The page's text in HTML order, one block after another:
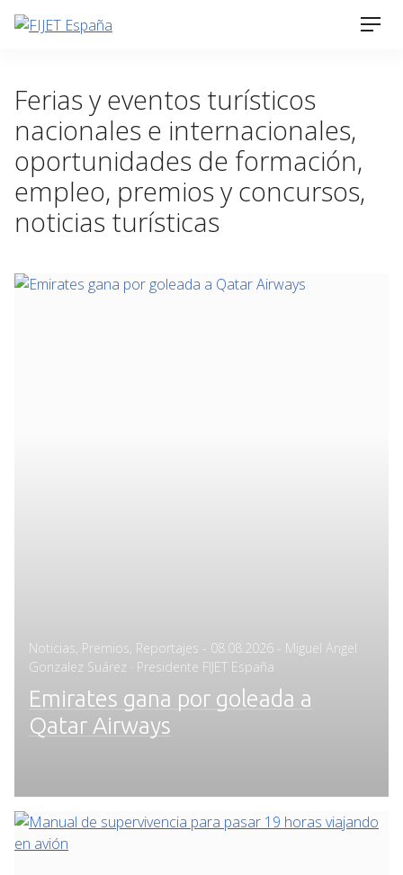
Skip
Ferias y eventos turísticos
nacionales e internacionales,
oportunidades de formación,
empleo, premios y concursos,
noticias turísticas
Noticias Premios Reportajes - Posted
on
08.08.2026 - Miguel Angel
Gonzalez Suárez · Presidente FIJET España
Emirates gana por goleada a
Qatar Airways